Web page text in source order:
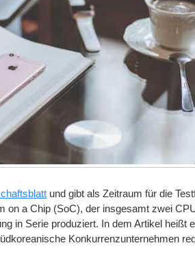
und gibt als Zeitraum für die
on a Chip (SoC), der insgesamt zwei
in Serie produziert. In dem Artikel heißt
Konkurrenzunternehmen